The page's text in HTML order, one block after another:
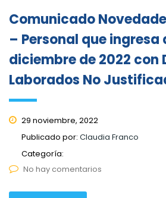
Comunicado
– Personal que ingresa
diciembre de 2022 con
Laborados No
29 noviembre, 2022
Publicado por: Claudia Franco
Categoría:
No hay comentarios